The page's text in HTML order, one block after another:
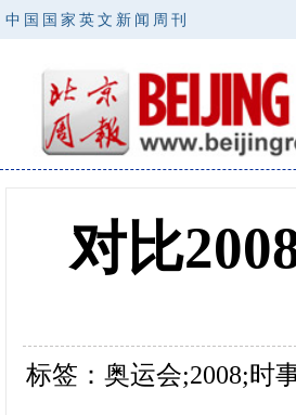
中国国家英文新闻周刊
对比
标签：奥运会;2008;时